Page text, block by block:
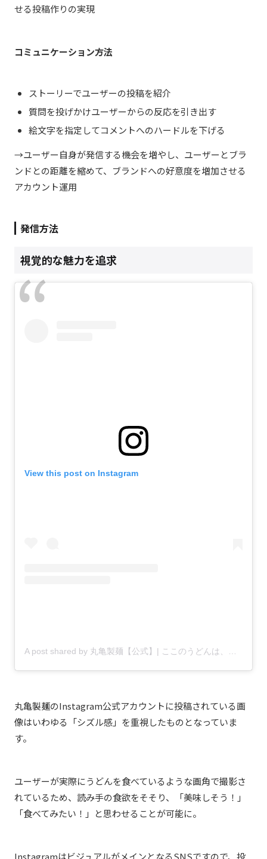
せる投稿作りの実現
コミュニケーション方法
ストーリーでユーザーの投稿を紹介
質問を投げかけユーザーからの反応を引き出す
絵文字を指定してコメントへのハードルを下げる
→ユーザー自身が発信する機会を増やし、ユーザーとブラ
ンドとの距離を縮めて、ブランドへの好意度を増加させる
アカウント運用
発信方法
視覚的な魅力を追求
View this post on Instagram
A post shared by 丸亀製麺【公式】| ここのうどんは、生きている。 (@marugame_)
丸亀製麺のInstagram公式アカウントに投稿されている画
像はいわゆる「シズル感」を重視したものとなっていま
す。
ユーザーが実際にうどんを食べているような画角で撮影さ
れているため、読み手の食欲をそそり、「美味しそう！」
「食べてみたい！」と思わせることが可能に。
InstagramはビジュアルがメインとなるSNSですので、投